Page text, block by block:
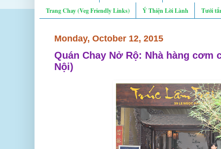
Trang Chay (Veg Friendly Links)
Ý Thiện Lời Lành Tưới
Monday, October 12, 2015
Quán Chay Nở Rộ: Nhà hàng cơm
Nội)